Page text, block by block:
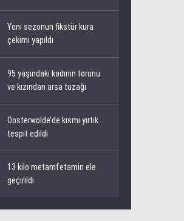
Yeni sezonun fikstür kura
çekimi yapıldı
95 yaşındaki kadının torunu
ve kızından arsa tuzağı
Oosterwolde’de kısmi yırtık
tespit edildi
13 kilo metamfetamin ele
geçirildi